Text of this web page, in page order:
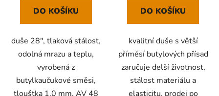
DO KOŠÍKU
duše 28", tlaková stálost,
odolná mrazu a teplu,
vyrobená z
butylkaučukové směsi,
tloušťka 1,0 mm, AV 48
DO KOŠÍKU
kvalitní duše s větší
příměsí butylových přísad
zaručuje delší životnost,
stálost materiálu a
elasticitu, prodej po